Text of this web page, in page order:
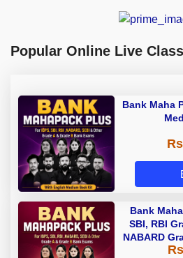
Popular Online Live
Bank Maha
Bank
SBI, RBI
NABARD
A &